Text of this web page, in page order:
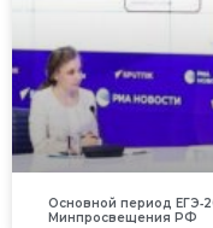
Основной период
Минпросвещения РФ